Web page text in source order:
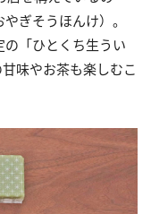
ぎそうほんけ）。
「ひとくち生うい
味やお茶も楽しむこ